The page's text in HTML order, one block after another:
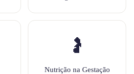
🤰
Nutrição na Gestação